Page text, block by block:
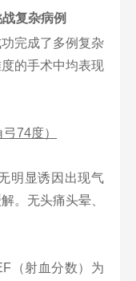
复杂病例
完成了多例复杂
的手术中均表现
74度）
明显诱因出现气
。无头痛头晕、
（射血分数）为